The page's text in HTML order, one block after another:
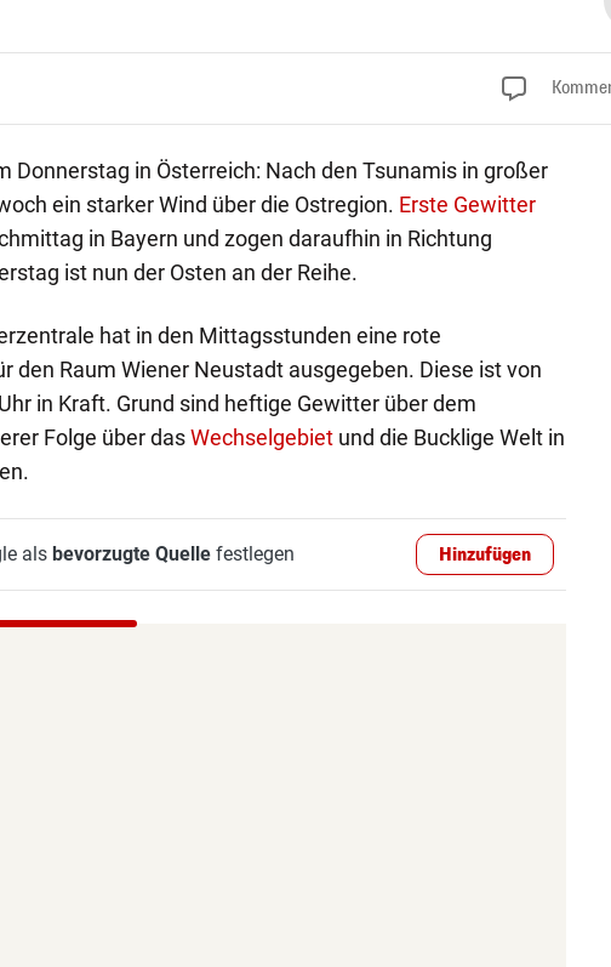
Donnerstag in Österreich: Nach den Tsunamis in großer
ein starker Wind über die Ostregion. Erste Gewitter
in Bayern und zogen daraufhin in Richtung
ist nun der Osten an der Reihe.
hat in den Mittagsstunden eine rote
den Raum Wiener Neustadt ausgegeben. Diese ist von
in Kraft. Grund sind heftige Gewitter über dem
Folge über dasWechselgebietund die Bucklige Welt in
als bevorzugte Quellefestlegen Hinzufügen